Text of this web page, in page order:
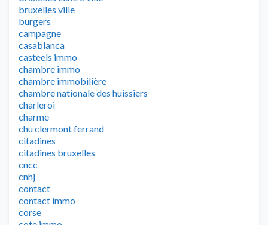
bruxelles ville
burgers
campagne
casablanca
casteels immo
chambre immo
chambre immobilière
chambre nationale des huissiers
charleroi
charme
chu clermont ferrand
citadines
citadines bruxelles
cncc
cnhj
contact
contact immo
corse